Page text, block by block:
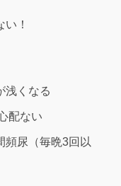
！
浅くなる
配ない
尿（毎晩3回以